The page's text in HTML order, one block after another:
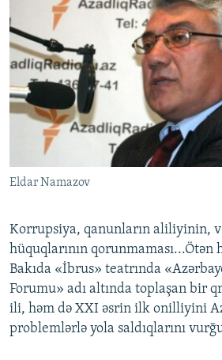
MULTIMEDIA
VIDEO
FOTOQALEREYA
İNFOQRAFIKA
KARIKATURA
RADIO ARXIV
OXU ZALI
AZƏRBAYCAN ƏDƏBIYYATI KITABXANASI
İSLAM VƏ DEMOKRATIYA
İZ - MƏDƏNIYYƏT PROQRAMI
HAQQIMIZDA
MISSIYAMIZ
PEŞƏ ETIKASI VƏ JURNALISTIKA
MATERIALLARIMIZDAN ISTIFADƏ
AZADLIQRADIOSU MOBIL TELEFONUNUZDA
XƏBƏR BÜLLETENLƏRIMIZ
BIZI IZLƏ
RFE/RL-in bütün saytları
Eldar Namazov
Korrupsiya, qanunların aliliyinin,
hüquqlarının qorunmaması...Ötən
Bakıda «İbrus» teatrında
Forumu» adı altında toplaşan bir
ili, həm də XXI əsrin ilk onilliyini
problemlərlə yola saldıqlarını